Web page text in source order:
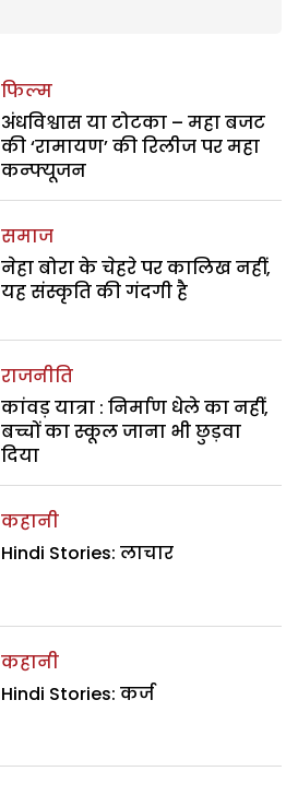
फिल्म
अंधविश्वास या टोटका – महा बजट
की ‘रामायण’ की रिलीज पर महा
कन्फ्यूजन
समाज
नेहा बोरा के चेहरे पर कालिख नहीं,
यह संस्कृति की गंदगी है
राजनीति
कांवड़ यात्रा : निर्माण धेले का नहीं,
बच्चों का स्कूल जाना भी छुड़वा
दिया
कहानी
Hindi Stories: लाचार
कहानी
Hindi Stories: कर्ज